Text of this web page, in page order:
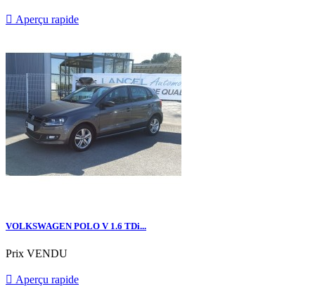
 Aperçu rapide
VOLKSWAGEN POLO V 1.6 TDi...
Prix VENDU
 Aperçu rapide